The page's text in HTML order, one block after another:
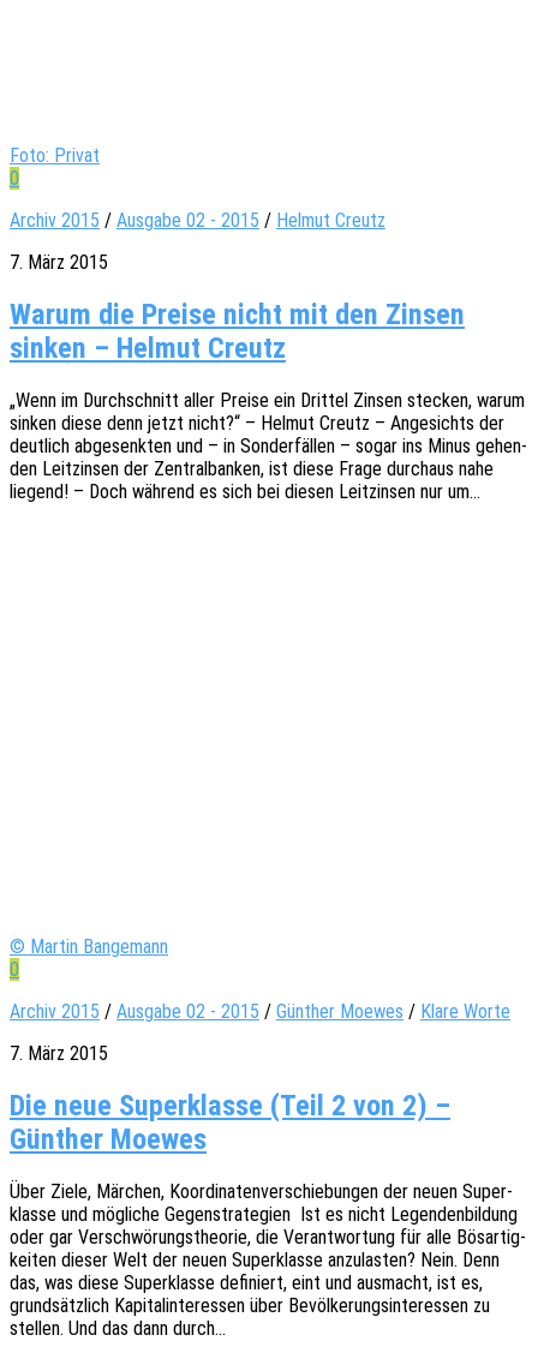
Foto: Privat
0
Archiv 2015 / Ausgabe 02 - 2015 / Helmut Creutz
7. März 2015
Warum die Preise nicht mit den Zinsen
sinken – Helmut Creutz
„Wenn im Durch­schnitt aller Preise ein Drit­tel Zinsen stecken, warum
sinken diese denn jetzt nicht?“ – Helmut Creutz – Ange­sichts der
deut­lich abge­senk­ten und – in Sonder­fäl­len – sogar ins Minus gehen­
den Leit­zin­sen der Zentral­ban­ken, ist diese Frage durch­aus nahe
liegend! – Doch während es sich bei diesen Leit­zin­sen nur um…
© Martin Bangemann
0
Archiv 2015 / Ausgabe 02 - 2015 / Günther Moewes / Klare Worte
7. März 2015
Die neue Superklasse (Teil 2 von 2) –
Günther Moewes
Über Ziele, Märchen, Koor­di­na­ten­ver­schie­bun­gen der neuen Super­
klas­se und mögli­che Gegen­stra­te­gien Ist es nicht Legen­den­bil­dung
oder gar Verschwö­rungs­theo­rie, die Verant­wor­tung für alle Bösar­tig­
kei­ten dieser Welt der neuen Super­klas­se anzu­las­ten? Nein. Denn
das, was diese Super­klas­se defi­niert, eint und ausmacht, ist es,
grund­sätz­lich Kapi­tal­in­ter­es­sen über Bevöl­ke­rungs­in­ter­es­sen zu
stel­len. Und das dann durch…